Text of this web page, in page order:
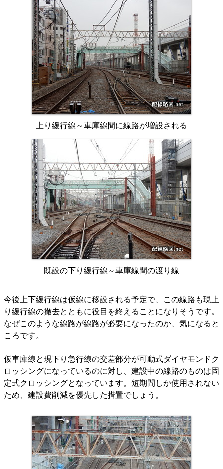
上り緩行線～車庫線間に線路が増設される
既設の下り緩行線～車庫線間の渡り線
今後上下緩行線は仮線に移設される予定で、この線路も現上
り緩行線の撤去とともに役目を終えることになりそうです。
なぜこのような線路が線路が必要になったのか、気になると
ころです。
仮車庫線と現下り急行線の交差部分が可動式ダイヤモンドク
ロッシングになっているのに対し、建設中の線路のものは固
定式クロッシングとなっています。短期間しか使用されない
ため、建設費削減を優先した措置でしょう。